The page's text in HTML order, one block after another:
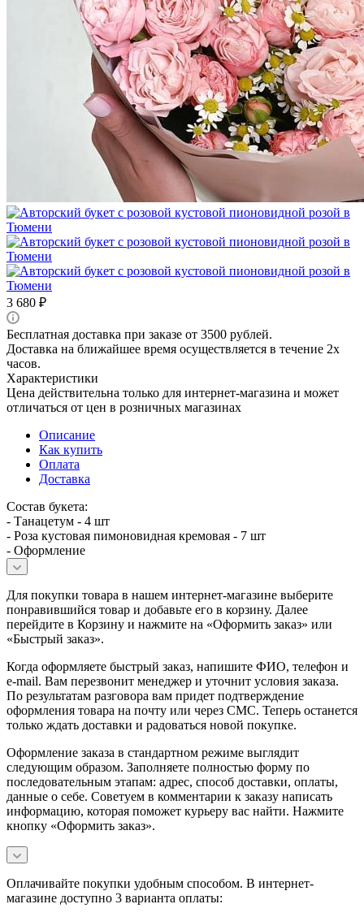
3 680 ₽
Бесплатная доставка при заказе от 3500 рублей.
Доставка на ближайшее время осуществляется в течение 2х
часов.
Характеристики
Цена действительна только для интернет-магазина и может
отличаться от цен в розничных магазинах
Описание
Как купить
Оплата
Доставка
Состав букета:
- Танацетум - 4 шт
- Роза кустовая пимоновидная кремовая - 7 шт
- Оформление
Для покупки товара в нашем интернет-магазине выберите
понравившийся товар и добавьте его в корзину. Далее
перейдите в Корзину и нажмите на «Оформить заказ» или
«Быстрый заказ».
Когда оформляете быстрый заказ, напишите ФИО, телефон и
e-mail. Вам перезвонит менеджер и уточнит условия заказа.
По результатам разговора вам придет подтверждение
оформления товара на почту или через СМС. Теперь останется
только ждать доставки и радоваться новой покупке.
Оформление заказа в стандартном режиме выглядит
следующим образом. Заполняете полностью форму по
последовательным этапам: адрес, способ доставки, оплаты,
данные о себе. Советуем в комментарии к заказу написать
информацию, которая поможет курьеру вас найти. Нажмите
кнопку «Оформить заказ».
Оплачивайте покупки удобным способом. В интернет-
магазине доступно 3 варианта оплаты: